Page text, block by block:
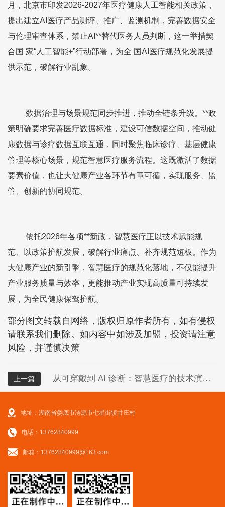
月，北京市印发2026-2027年医疗健康人工智能相关政策，
提出建立AI医疗产品测评、推广、监测机制，完善数据安全
与伦理审查体系，禁止AI**替代医务人员判断，这一举措契
合国 家“人工智能+”行动部署，为全 国AI医疗规范化发展提
供示范，破解行业乱象。
数据治理与场景规范同步推进，推动全链条升级。**政
策明确要求完善医疗数据标准，建设可信数据空间，推动健
康数据与诊疗数据互联互通，同时聚焦临床诊疗、基层健康
管理等核心场景，规范智慧医疗服务流程。这既激活了数据
要素价值，也让大健康产业各环节有章可循，实现服务、监
管、创新的协同规范。
依托2026年各项**新政，智慧医疗正以技术赋能规
范、以政策护航发展，破解行业痛点、补齐规范短板。作为
大健康产业的新引擎，智慧医疗的规范化落地，不仅能提升
产业服务质量与效率，更能推动产业实现高质量可持续发
展，为全民健康保驾护航。
部分图文转载自网络，版权归原作者所有，如有侵权
请联系我们删除。如内容中如涉及加盟，投资请注意
风险，并谨慎决策
上一篇 从可穿戴到 AI 诊断：智慧医疗的技术演进与未来图景
地址：湖南省娄底市涟源市七星街镇甘庄村
电话：13762840999
邮箱：13762840999@163.com